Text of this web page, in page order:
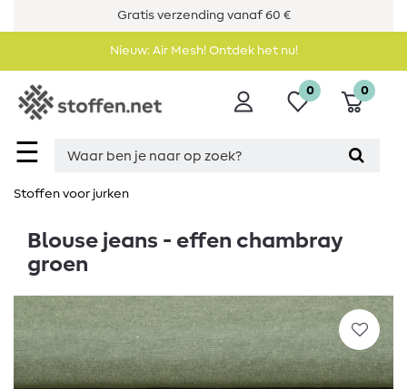
Gratis verzending vanaf 60 €
Nieuw: Air Mesh! Ontdek het nu!
☰
0 0
Stoffen voor jurken
Blouse jeans - effen chambray
groen